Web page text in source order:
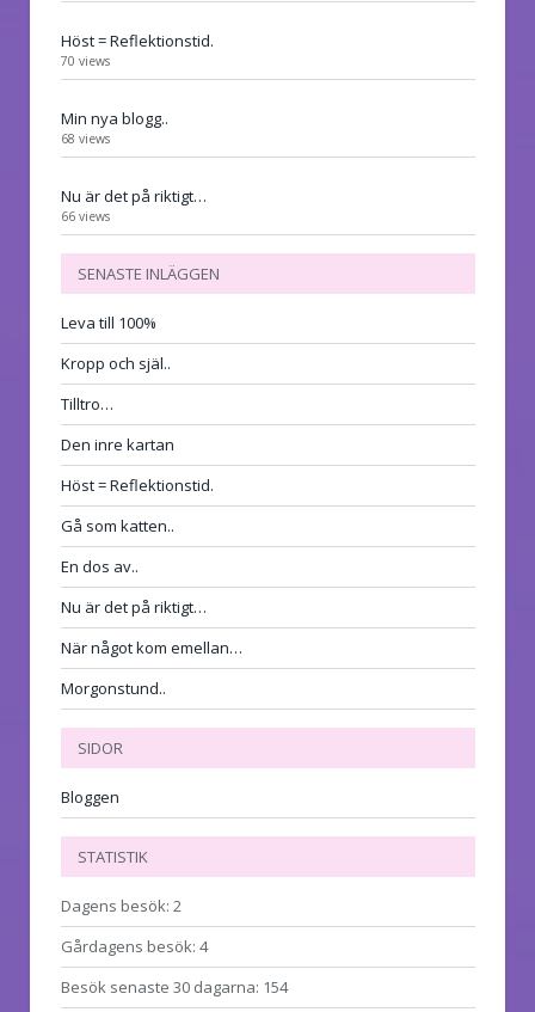
Höst = Reflektionstid.
70 views
Min nya blogg..
68 views
Nu är det på riktigt…
66 views
SENASTE INLÄGGEN
Leva till 100%
Kropp och själ..
Tilltro…
Den inre kartan
Höst = Reflektionstid.
Gå som katten..
En dos av..
Nu är det på riktigt…
När något kom emellan…
Morgonstund..
SIDOR
Bloggen
STATISTIK
Dagens besök: 2
Gårdagens besök: 4
Besök senaste 30 dagarna: 154